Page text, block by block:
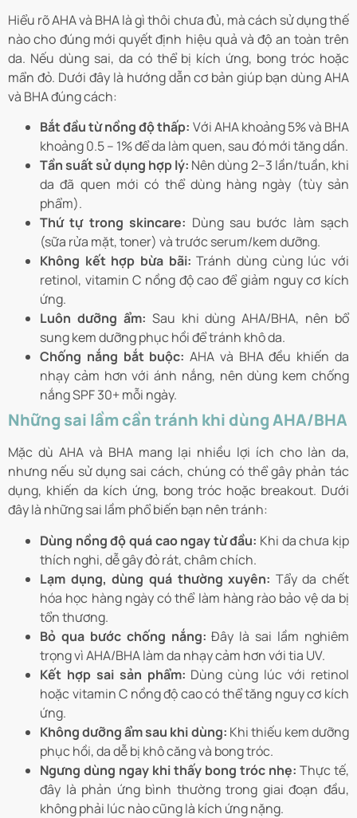
Hiểu rõ AHA và BHA là gì thôi chưa đủ, mà cách sử dụng thế
nào cho đúng mới quyết định hiệu quả và độ an toàn trên
da. Nếu dùng sai, da có thể bị kích ứng, bong tróc hoặc
mẩn đỏ. Dưới đây là hướng dẫn cơ bản giúp bạn dùng AHA
và BHA đúng cách:
Bắt đầu từ nồng độ thấp: Với AHA khoảng 5% và BHA
khoảng 0.5 – 1% để da làm quen, sau đó mới tăng dần.
Tần suất sử dụng hợp lý: Nên dùng 2–3 lần/tuần, khi
da đã quen mới có thể dùng hàng ngày (tùy sản
phẩm).
Thứ tự trong skincare: Dùng sau bước làm sạch
(sữa rửa mặt, toner) và trước serum/kem dưỡng.
Không kết hợp bừa bãi: Tránh dùng cùng lúc với
retinol, vitamin C nồng độ cao để giảm nguy cơ kích
ứng.
Luôn dưỡng ẩm: Sau khi dùng AHA/BHA, nên bổ
sung kem dưỡng phục hồi để tránh khô da.
Chống nắng bắt buộc:AHA và BHA đều khiến da
nhạy cảm hơn với ánh nắng, nên dùng kem chống
nắng SPF 30+ mỗi ngày.
Những sai lầm cần tránh khi dùng AHA/BHA
Mặc dù AHA và BHA mang lại nhiều lợi ích cho làn da,
nhưng nếu sử dụng sai cách, chúng có thể gây phản tác
dụng, khiến da kích ứng, bong tróc hoặc breakout. Dưới
đây là những sai lầm phổ biến bạn nên tránh:
Dùng nồng độ quá cao ngay từ đầu: Khi da chưa kịp
thích nghi, dễ gây đỏ rát, châm chích.
Lạm dụng, dùng quá thường xuyên: Tẩy da chết
hóa học hàng ngày có thể làm hàng rào bảo vệ da bị
tổn thương.
Bỏ qua bước chống nắng:Đây là sai lầm nghiêm
trọng vì AHA/BHA làm da nhạy cảm hơn với tia UV.
Kết hợp sai sản phẩm: Dùng cùng lúc với retinol
hoặc vitamin C nồng độ cao có thể tăng nguy cơ kích
ứng.
Không dưỡng ẩm sau khi dùng: Khi thiếu kem dưỡng
phục hồi, da dễ bị khô căng và bong tróc.
Ngưng dùng ngay khi thấy bong tróc nhẹ: Thực tế,
đây là phản ứng bình thường trong giai đoạn đầu,
không phải lúc nào cũng là kích ứng nặng.